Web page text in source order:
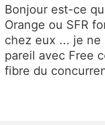
Bonjour est-ce
Orange ou SFR
chez eux ... je ne
pareil avec Free
fibre du